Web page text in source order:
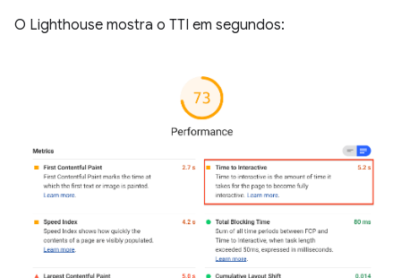
O Lighthouse mostra o TTI em segundos: